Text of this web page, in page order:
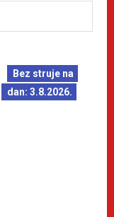
Bez struje na
dan: 3.8.2026.